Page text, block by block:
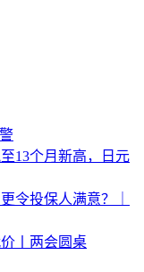
13个月新高，日元
令投保人满意？｜
丨两会圆桌